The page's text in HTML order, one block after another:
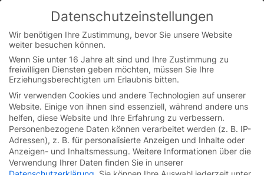
You are currently on the Austrian German website.
Switch to the English version.
Skip
content
Schnelllauftore
Lösungen
Anwender
Datenschutzeinstellungen
Wir benötigen Ihre Zustimmung, bevor Sie unsere Website
weiter besuchen können.
Wenn Sie unter 16 Jahre alt sind und Ihre Zustimmung zu
freiwilligen Diensten geben möchten, müssen Sie Ihre
Erziehungsberechtigten um Erlaubnis bitten.
Wir verwenden Cookies und andere Technologien auf unserer
Website. Einige von ihnen sind essenziell, während andere uns
helfen, diese Website und Ihre Erfahrung zu verbessern.
Personenbezogene Daten können verarbeitet werden (z. B. IP-
Adressen), z. B. für personalisierte Anzeigen und Inhalte oder
Anzeigen- und Inhaltsmessung. Weitere Informationen über die
Verwendung Ihrer Daten finden Sie in unserer